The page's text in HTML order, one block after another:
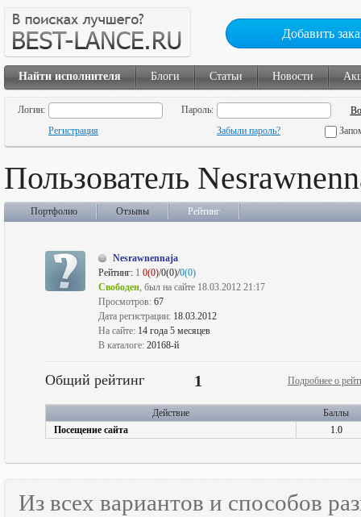
Добавить
Найти исполнителя Блоги Статьи Новости
Логин:
Пароль:
Регистрация
Забыли пароль?
Пользователь
Портфолио Отзывы Рейтинг
Nesrawnennaja
Рейтинг: 1 0(0)/0(0)/0(0)
Свободен, был на сайте 18.03.2012 21:17
Просмотров: 67
Дата регистрации: 18.03.2012
На сайте: 14 года 5 месяцев
В каталоге: 20168-й
Общий рейтинг 1 Подробнее о
Действие
Баллы
Посещение сайта
1.0
Из всех вариантов и способов